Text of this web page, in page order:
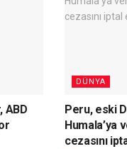
ABD
DÜNYA
Peru, eski
Humala’ya
cezasını